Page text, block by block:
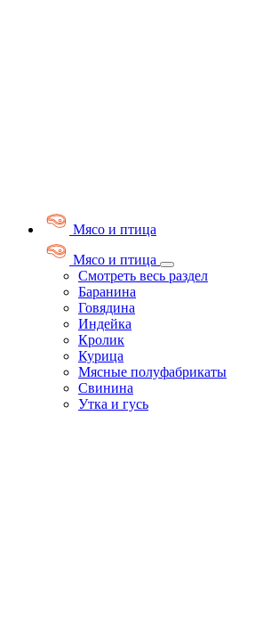
Мясо и птица
Мясо и птица
Смотреть весь раздел
Баранина
Говядина
Индейка
Кролик
Курица
Мясные полуфабрикаты
Свинина
Утка и гусь